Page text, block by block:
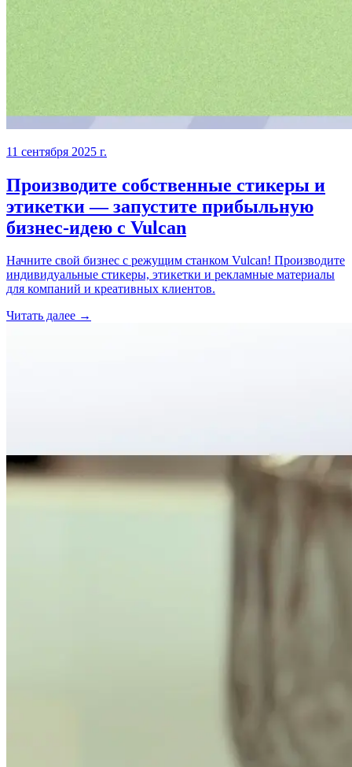
11 сентября 2025 г.
Производите собственные стикеры и
этикетки — запустите прибыльную
бизнес-идею с Vulcan
Начните свой бизнес с режущим станком Vulcan! Производите
индивидуальные стикеры, этикетки и рекламные материалы
для компаний и креативных клиентов.
Читать далее →